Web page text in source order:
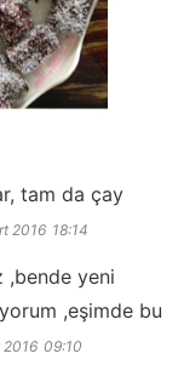
tam da çay
2016 18:14
,bende yeni
,eşimde bu
2016 09:10